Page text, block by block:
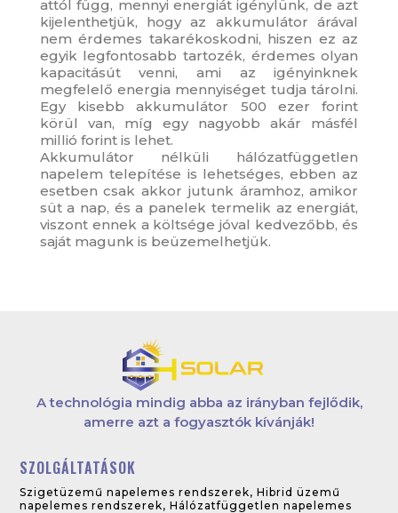
attól függ, mennyi energiát igénylünk, de azt
kijelenthetjük, hogy az akkumulátor árával
nem érdemes takarékoskodni, hiszen ez az
egyik legfontosabb tartozék, érdemes olyan
kapacitásút venni, ami az igényinknek
megfelelő energia mennyiséget tudja tárolni.
Egy kisebb akkumulátor 500 ezer forint
körül van, míg egy nagyobb akár másfél
millió forint is lehet.
Akkumulátor nélküli hálózatfüggetlen
napelem telepítése is lehetséges, ebben az
esetben csak akkor jutunk áramhoz, amikor
süt a nap, és a panelek termelik az energiát,
viszont ennek a költsége jóval kedvezőbb, és
saját magunk is beüzemelhetjük.
A technológia mindig abba az irányban fejlődik,
amerre azt a fogyasztók kívánják!
SZOLGÁLTATÁSOK
Szigetüzemű napelemes rendszerek,Hibrid üzemű
napelemes rendszerek,Hálózatfüggetlen napelemes